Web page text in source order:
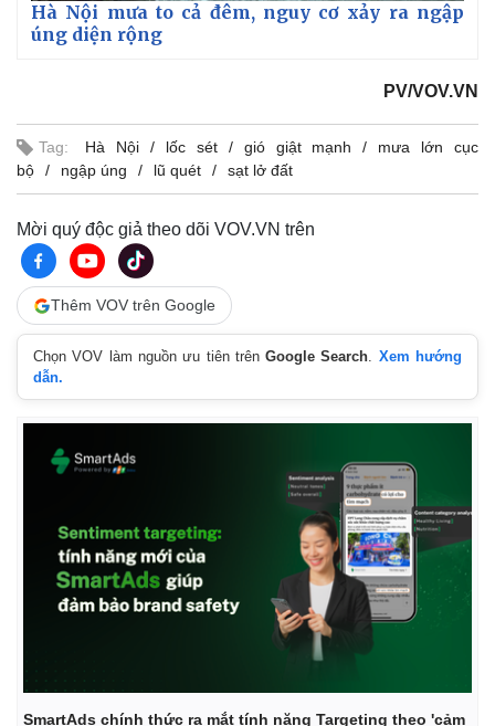
Hà Nội mưa to cả đêm, nguy cơ xảy ra ngập
úng diện rộng
PV/VOV.VN
Tag: Hà Nội lốc sét gió giật mạnh
mưa lớn cục
bộ
ngập úng lũ quét sạt lở đất
Mời quý độc giả theo dõi VOV.VN trên
Thêm VOV trên Google
Chọn VOV làm nguồn ưu tiên trênGoogle Search. Xem hướng
dẫn.
SmartAds chính thức ra mắt tính năng Targeting theo 'cảm